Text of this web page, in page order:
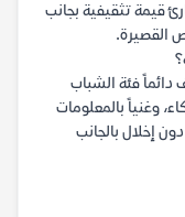
قيمة تثقيفية بجانب
القصيرة.
دائماً فئة الشباب
وغنياً بالمعلومات
إخلال بالجانب